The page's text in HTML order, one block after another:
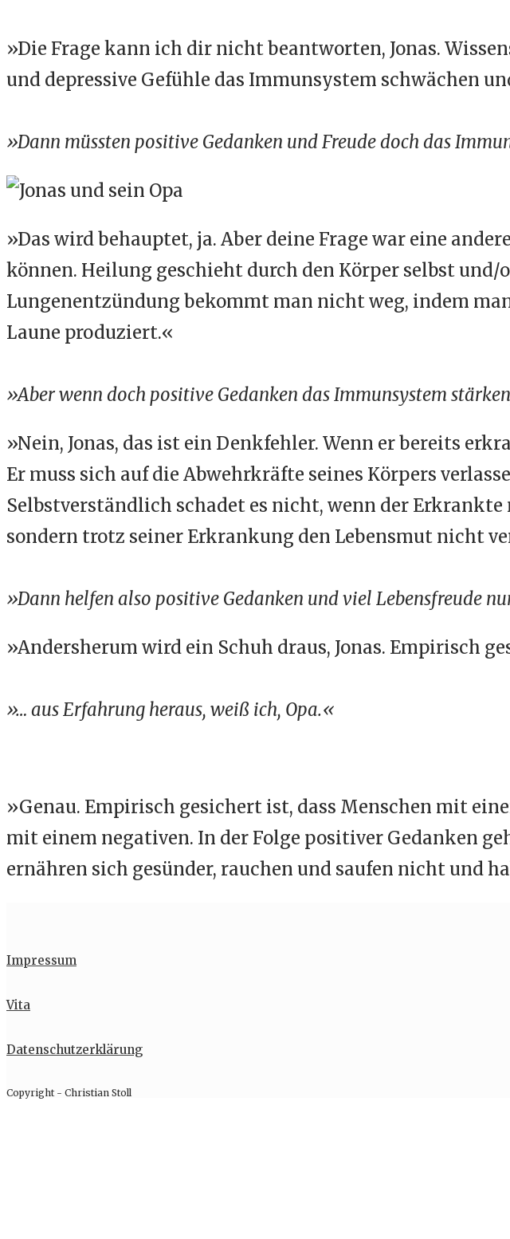
»Die Frage kann ich dir nicht beantworten, Jonas.
und depressive Gefühle das Immunsystem schwächen
»Dann müssten positive Gedanken und Freude doch das
»Das wird behauptet, ja. Aber deine Frage war eine
können. Heilung geschieht durch den Körper selbst
Lungenentzündung bekommt man nicht weg, indem
Laune produziert.«
»Aber wenn doch positive Gedanken das Immunsystem
»Nein, Jonas, das ist ein Denkfehler. Wenn er bereits
Er muss sich auf die Abwehrkräfte seines Körpers
Selbstverständlich schadet es nicht, wenn der
sondern trotz seiner Erkrankung den Lebensmut nicht
»Dann helfen also positive Gedanken und viel Lebensfreude
»Andersherum wird ein Schuh draus, Jonas. Empirisch
»… aus Erfahrung heraus, weiß ich, Opa.«
»Genau. Empirisch gesichert ist, dass Menschen mit
mit einem negativen. In der Folge positiver Gedanken
ernähren sich gesünder, rauchen und saufen nicht und
Impressum
Vita
Datenschutzerklärung
Copyright - Christian Stoll